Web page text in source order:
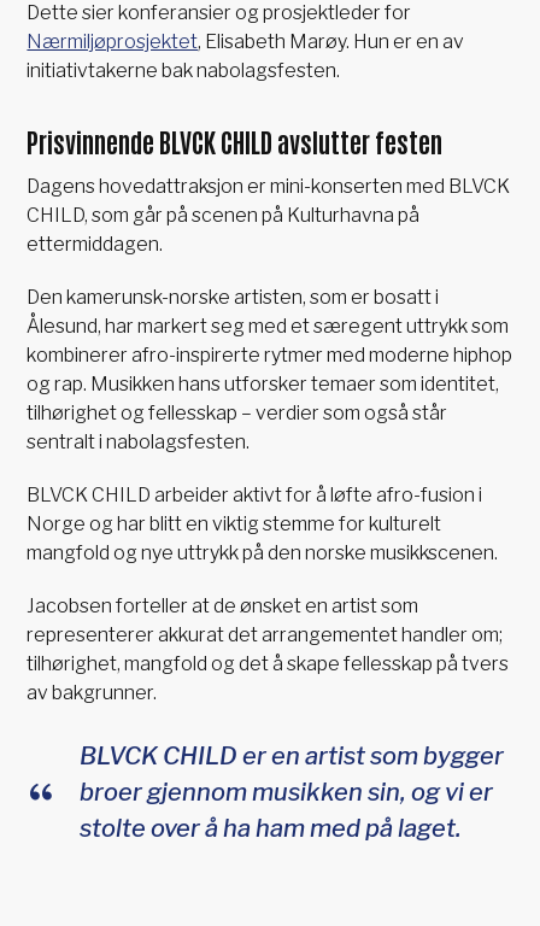
Dette sier konferansier og prosjektleder for
Nærmiljøprosjektet, Elisabeth Marøy. Hun er en av
initiativtakerne bak nabolagsfesten.
Prisvinnende BLVCK CHILD avslutter festen
Dagens hovedattraksjon er mini-konserten med BLVCK
CHILD, som går på scenen på Kulturhavna på
ettermiddagen.
Den kamerunsk-norske artisten, som er bosatt i
Ålesund, har markert seg med et særegent uttrykk som
kombinerer afro-inspirerte rytmer med moderne hiphop
og rap. Musikken hans utforsker temaer som identitet,
tilhørighet og fellesskap – verdier som også står
sentralt i nabolagsfesten.
BLVCK CHILD arbeider aktivt for å løfte afro-fusion i
Norge og har blitt en viktig stemme for kulturelt
mangfold og nye uttrykk på den norske musikkscenen.
Jacobsen forteller at de ønsket en artist som
representerer akkurat det arrangementet handler om;
tilhørighet, mangfold og det å skape fellesskap på tvers
av bakgrunner.
BLVCK CHILD er en artist som bygger
broer gjennom musikken sin, og vi er
stolte over å ha ham med på laget.